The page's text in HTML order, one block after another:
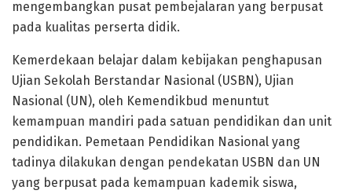
mengembangkan pusat pembejalaran yang berpusat
pada kualitas perserta didik.
Kemerdekaan belajar dalam kebijakan penghapusan
Ujian Sekolah Berstandar Nasional (USBN), Ujian
Nasional (UN), oleh Kemendikbud menuntut
kemampuan mandiri pada satuan pendidikan dan unit
pendidikan. Pemetaan Pendidikan Nasional yang
tadinya dilakukan dengan pendekatan USBN dan UN
yang berpusat pada kemampuan kademik siswa,